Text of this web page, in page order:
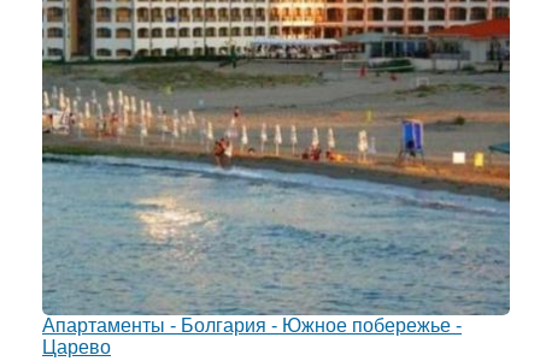
Апартаменты - Болгария - Южное побережье -
Царево